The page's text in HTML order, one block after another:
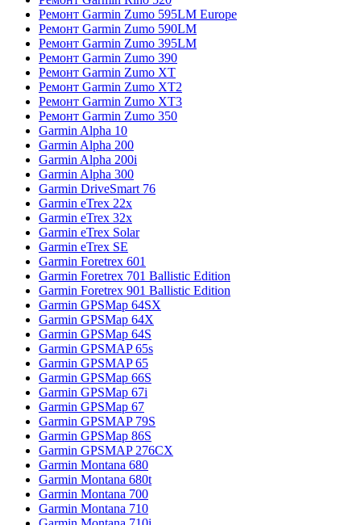
Ремонт Garmin Zumo 595LM Europe
Ремонт Garmin Zumo 590LM
Ремонт Garmin Zumo 395LM
Ремонт Garmin Zumo 390
Ремонт Garmin Zumo XT
Ремонт Garmin Zumo XT2
Ремонт Garmin Zumo XT3
Ремонт Garmin Zumo 350
Garmin Alpha 10
Garmin Alpha 200
Garmin Alpha 200i
Garmin Alpha 300
Garmin DriveSmart 76
Garmin eTrex 22x
Garmin eTrex 32x
Garmin eTrex Solar
Garmin eTrex SE
Garmin Foretrex 601
Garmin Foretrex 701 Ballistic Edition
Garmin Foretrex 901 Ballistic Edition
Garmin GPSMap 64SX
Garmin GPSMap 64X
Garmin GPSMap 64S
Garmin GPSMAP 65s
Garmin GPSMAP 65
Garmin GPSMap 66S
Garmin GPSMap 67i
Garmin GPSMap 67
Garmin GPSMAP 79S
Garmin GPSMap 86S
Garmin GPSMAP 276CX
Garmin Montana 680
Garmin Montana 680t
Garmin Montana 700
Garmin Montana 710